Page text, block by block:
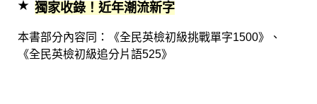
獨家收錄！近年潮流新字
本書部分內容同：《全民英檢初級挑戰單字1500》、
《全民英檢初級追分片語525》